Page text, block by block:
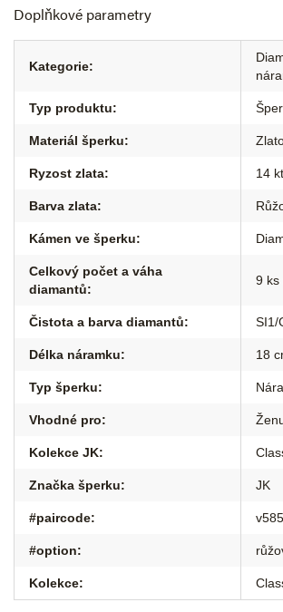
Doplňkové parametry
Kategorie:
Typ produktu:
Materiál šperku:
Ryzost zlata: 14 kt
Barva zlata:
Kámen ve šperku:
Celkový počet a váha
diamantů:
9 ks
Čistota a barva diamantů: SI1/
Délka náramku: 18
Typ šperku:
Vhodné pro:
Kolekce JK:
Značka šperku: JK
#paircode: v585
#option:
Kolekce: